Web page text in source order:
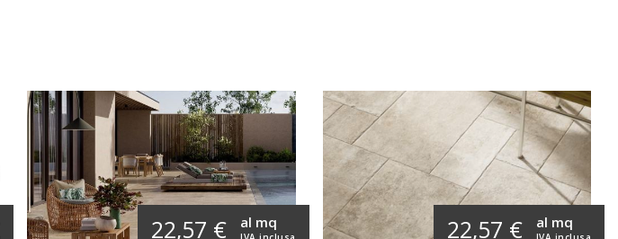
22,57 € al mq 22,57 € al mq